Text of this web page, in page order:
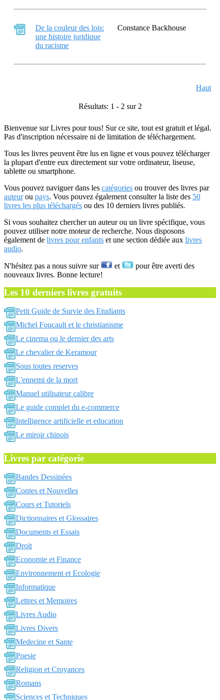
De la couleur des lois:
une histoire juridique
du racisme
Constance Backhouse
Haut
Résultats: 1 - 2 sur 2
Bienvenue sur Livres pour tous! Sur ce site, tout est gratuit et légal.
Pas d'inscription nécessaire ni de limitation de téléchargement.
Tous les livres peuvent être lus en ligne et vous pouvez télécharger
la plupart d'entre eux directement sur votre ordinateur, liseuse,
tablette ou smartphone.
Vous pouvez naviguer dans les catégories ou trouver des livres par
auteurou pays. Vous pouvez également consulter la liste des 50
livres les plus téléchargés ou des 10 derniers livres publiés.
Si vous souhaitez chercher un auteur ou un livre spécifique, vous
pouvez utiliser notre moteur de recherche. Nous disposons
également de livres pour enfants et une section dédiée aux livres
audio.
N'hésitez pas a nous suivre sur et
pour être averti des
nouveaux livres. Bonne lecture!
Les 10 derniers livres gratuits
Petit Guide de Survie des Etudiants
Michel Foucault et le christianisme
Le cinema ou le dernier des arts
Le chevalier de Keramour
Sous toutes reserves
L'ennemi de la mort
Manuel utilisateur calibre
Le guide complet du e-commerce
Intelligence artificielle et education
Le miroir chinois
Livres par catégorie
Bandes Dessinées
Contes et Nouvelles
Cours et Tutoriels
Dictionnaires et Glossaires
Documents et Essais
Droit
Economie et Finance
Environnement et Ecologie
Informatique
Lettres et Memoires
Livres Audio
Livres Divers
Medecine et Sante
Poesie
Religion et Croyances
Romans
Sciences et Techniques